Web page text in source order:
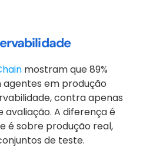
mostram que 89%
agentes em produção
contra apenas
avaliação. A diferença é
é sobre produção real,
de teste.